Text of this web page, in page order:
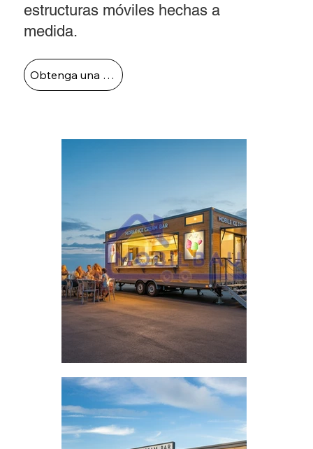
estructuras móviles hechas a
medida.
Obtenga una cotización